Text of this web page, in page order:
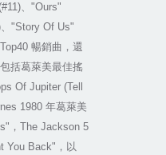
、 "Ours"
、 "Story Of Us"
Top40 暢銷曲，還
括葛萊美最佳搖
Of Jupiter (Tell
1980 年葛萊美
， The Jackson 5
You Back" ，以